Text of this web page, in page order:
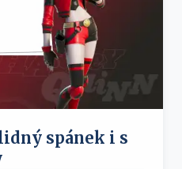
spánek i s